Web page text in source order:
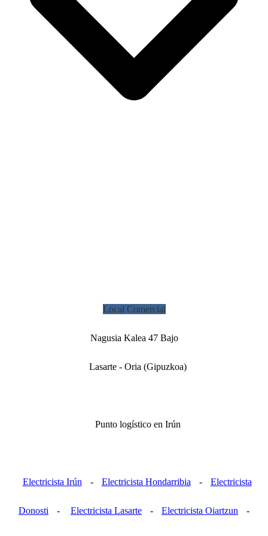
Local Comercial
Nagusia Kalea 47 Bajo
Lasarte - Oria (Gipuzkoa)
Punto logístico en Irún
Electricista Irún - Electricista Hondarribia - Electricista
Donosti - Electricista Lasarte - Electricista Oiartzun -